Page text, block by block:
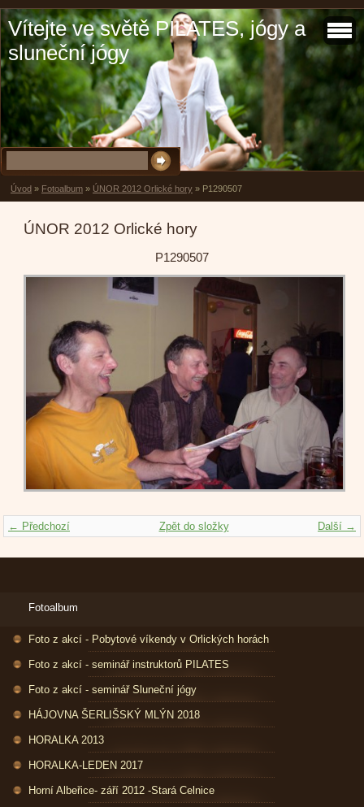
Vítejte ve světě PILATES, jógy a
sluneční jógy
Úvod » Fotoalbum » ÚNOR 2012 Orlické hory » P1290507
ÚNOR 2012 Orlické hory
P1290507
← Předchozí Další →
Zpět do složky
Fotoalbum
Foto z akcí - Pobytové víkendy v Orlických horách
Foto z akcí - seminář instruktorů PILATES
Foto z akcí - seminář Sluneční jógy
HÁJOVNA ŠERLIŠSKÝ MLÝN 2018
HORALKA 2013
HORALKA-LEDEN 2017
Horní Albeřice- září 2012 -Stará Celnice